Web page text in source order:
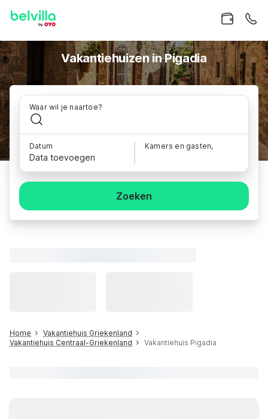
Vakantiehuizen in Pigadia
Waar wil je naartoe?
Datum
Data toevoegen
Kamers en gasten,
Zoeken
Home
Vakantiehuis Griekenland
Vakantiehuis Centraal-Griekenland
Vakantiehuis Pigadia